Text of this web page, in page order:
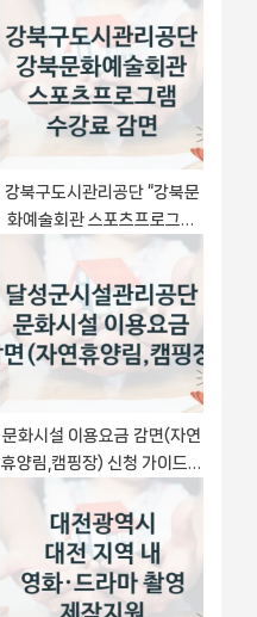
강북구도시관리공단 “강북문
화예술회관 스포츠프로그램
수강료 감면” 지원사업 자격
조건과 신청 일정
문화시설 이용요금 감면(자연
휴양림,캠핑장) 신청 가이드 –
달성군시설관리공단 복지 지
원 혜택 정리